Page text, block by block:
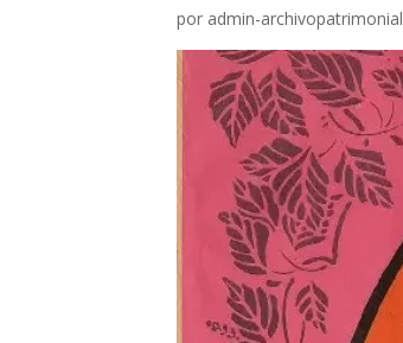
por admin-archivopatrimonial